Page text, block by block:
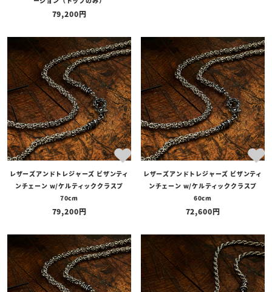
79,200
レザーズアンドトレジャーズ ビザンティ
ンチェーン w/ケルティッククラスプ
70cm
79,200
レザーズアンドトレジャーズ ビザンティ
ンチェーン w/ケルティッククラスプ
60cm
72,600